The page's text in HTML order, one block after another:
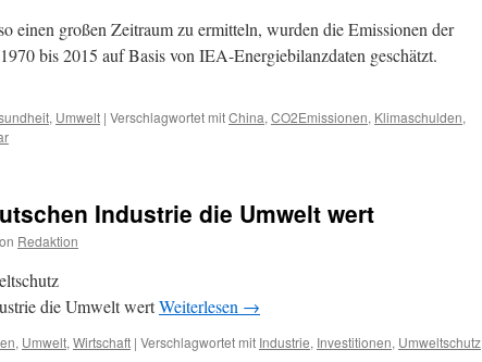
einen großen Zeitraum zu ermitteln, wurden die Emissionen der
bis 2015 auf Basis von IEA-Energiebilanzdaten geschätzt.
, Umwelt | Verschlagwortet mitChina, CO2Emissionen, Klimaschulden,
Industrie die Umwelt wert
Redaktion
die Umwelt wertWeiterlesen →
, Umwelt, Wirtschaft | Verschlagwortet mit Industrie, Investitionen, Umweltschutz